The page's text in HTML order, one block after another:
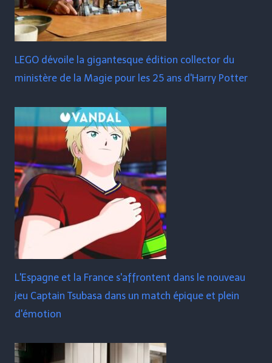
LEGO dévoile la gigantesque édition collector du
ministère de la Magie pour les 25 ans d'Harry Potter
L'Espagne et la France s'affrontent dans le nouveau
jeu Captain Tsubasa dans un match épique et plein
d'émotion